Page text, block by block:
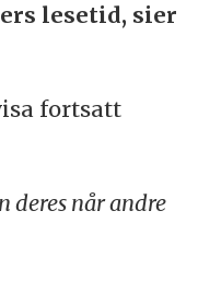
lesetid, sier
fortsatt
deres når andre